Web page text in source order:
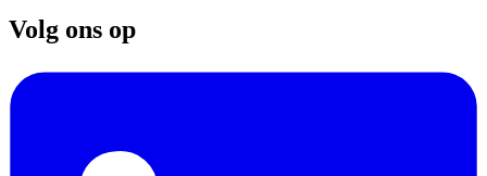
Volg ons op